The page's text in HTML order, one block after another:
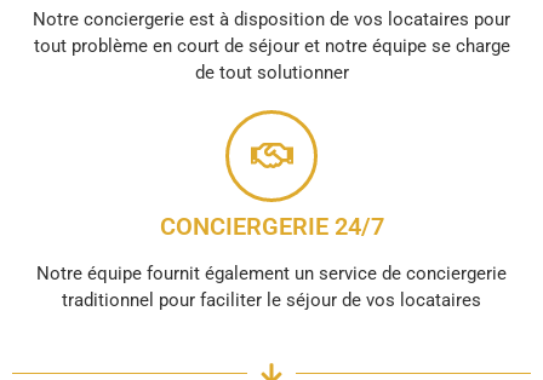
Notre conciergerie est à disposition de vos locataires pour
tout problème en court de séjour et notre équipe se charge
de tout solutionner
CONCIERGERIE 24/7
Notre équipe fournit également un service de conciergerie
traditionnel pour faciliter le séjour de vos locataires